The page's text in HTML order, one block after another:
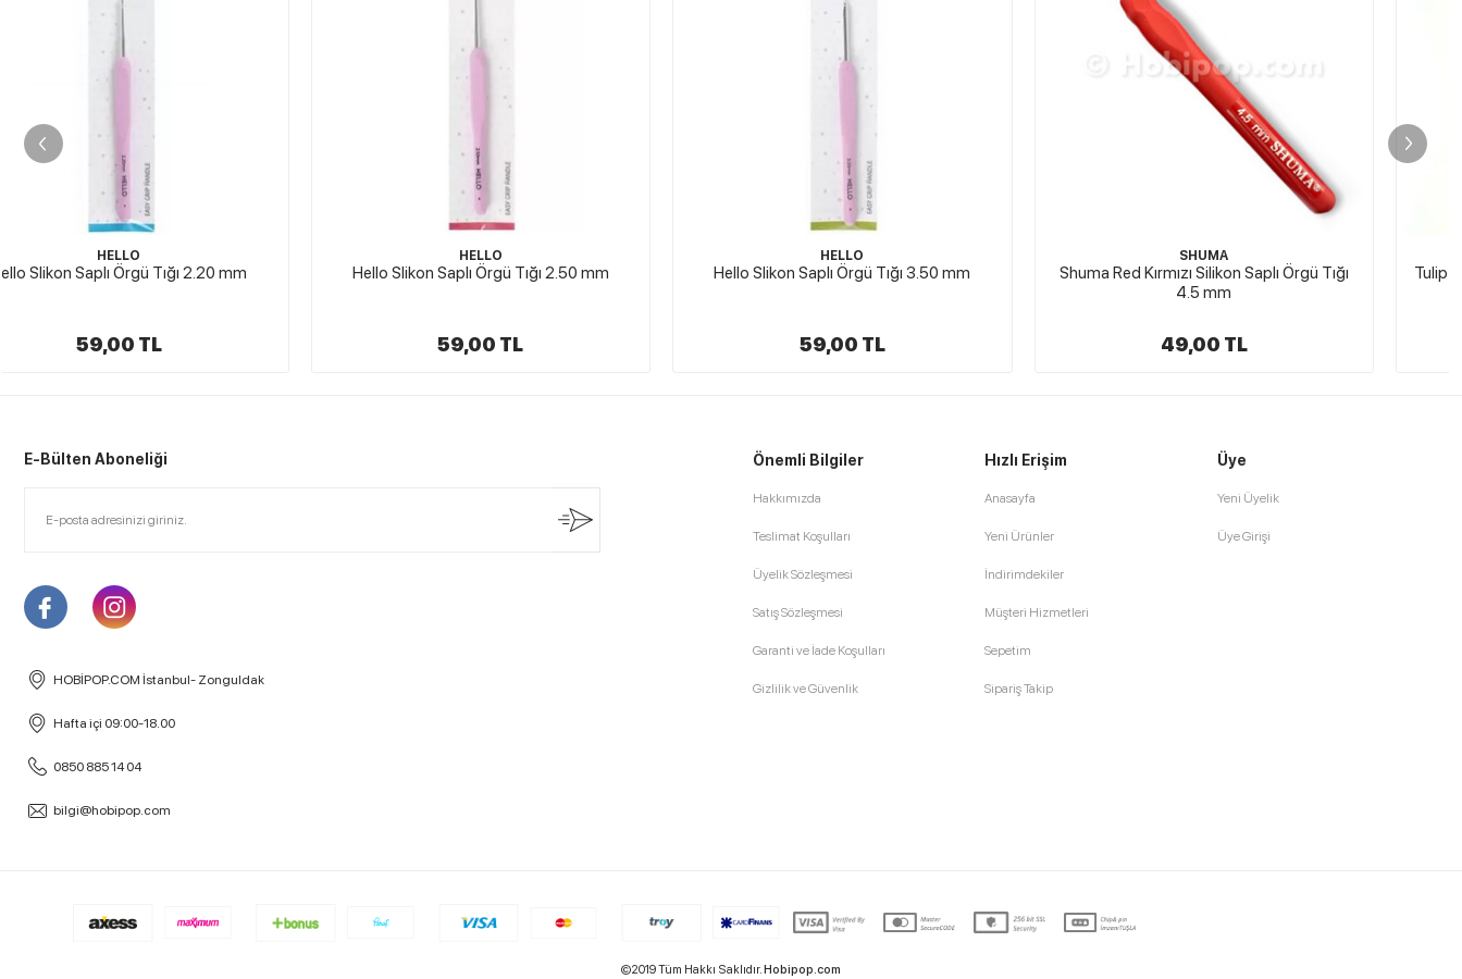
Hello Slikon Saplı Örgü Tığı 2.50 mm
59,00 TL
Hello Slikon Saplı Örgü Tığı 3.50 mm
59,00 TL
Shuma Red Kırmızı Silikon Saplı Örgü Tığı
49,00 TL
Tulip Etimo Silikon Saplı Örgü Tığı 3.25 mm
159,00 TL
E-Bülten Aboneliği
HOBİPOP.COM İstanbul- Zonguldak
Hafta içi 09:00-18.00
0850 885 14 04
bilgi@hobipop.com
Önemli Bilgiler
Hakkımızda
Teslimat Koşulları
Üyelik Sözleşmesi
Satış Sözleşmesi
Garanti ve İade Koşulları
Gizlilik ve Güvenlik
Hızlı Erişim
Anasayfa
Yeni Ürünler
İndirimdekiler
Müşteri Hizmetleri
Sepetim
Sipariş Takip
Üye
Yeni Üyelik
Üye Girişi
©2019 Tüm Hakkı Saklıdır.Hobipop.com